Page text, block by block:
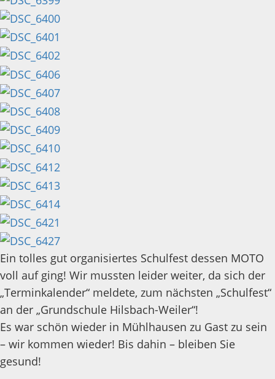
Ein tolles gut organisiertes Schulfest dessen MOTO
voll auf ging! Wir mussten leider weiter, da sich der
„Terminkalender“ meldete, zum nächsten „Schulfest“
an der „Grundschule Hilsbach-Weiler“!
Es war schön wieder in Mühlhausen zu Gast zu sein
– wir kommen wieder! Bis dahin – bleiben Sie
gesund!